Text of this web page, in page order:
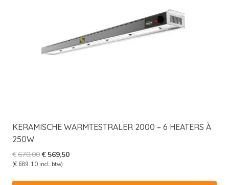
KERAMISCHE WARMTESTRALER 2000 – 6 HEATERS À
250W
€670,00Oorspronkelijke
prijs
€ 569,50Huidige
(€ 689,10 incl. btw)